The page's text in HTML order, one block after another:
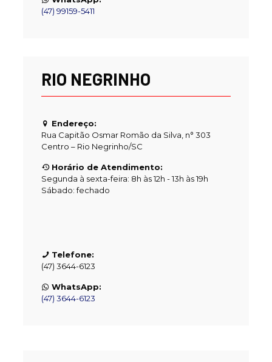
(47) 99159-5411
RIO NEGRINHO
Endereço:
Rua Capitão Osmar Romão da Silva, n° 303
Centro – Rio Negrinho/SC
Horário de Atendimento:
Segunda à sexta-feira: 8h às 12h - 13h às 19h
Sábado: fechado
Telefone:
(47) 3644-6123
WhatsApp:
(47) 3644-6123